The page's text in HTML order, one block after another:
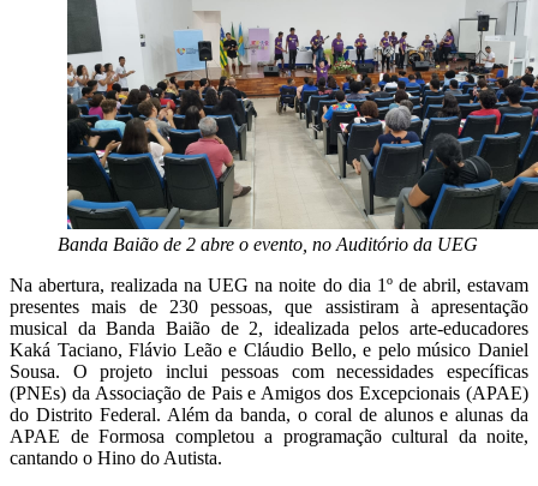
Banda Baião de 2 abre o evento, no Auditório da UEG
Na abertura, realizada na UEG na noite do dia 1º de abril, estavam
presentes mais de 230 pessoas, que assistiram à apresentação
musical da Banda Baião de 2, idealizada pelos arte-educadores
Kaká Taciano, Flávio Leão e Cláudio Bello, e pelo músico Daniel
Sousa. O projeto inclui pessoas com necessidades específicas
(PNEs) da Associação de Pais e Amigos dos Excepcionais (APAE)
do Distrito Federal. Além da banda, o coral de alunos e alunas da
APAE de Formosa completou a programação cultural da noite,
cantando o Hino do Autista.